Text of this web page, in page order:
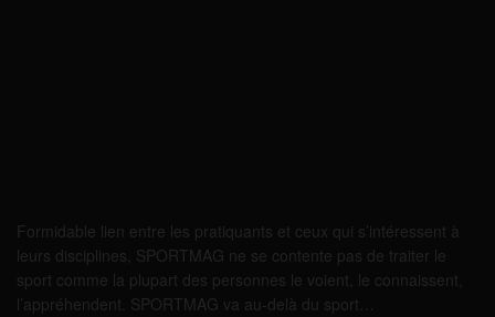
Formidable lien entre les pratiquants et ceux qui s’intéressent à
leurs disciplines, SPORTMAG ne se contente pas de traiter le
sport comme la plupart des personnes le voient, le connaissent,
l’appréhendent. SPORTMAG va au-delà du sport…